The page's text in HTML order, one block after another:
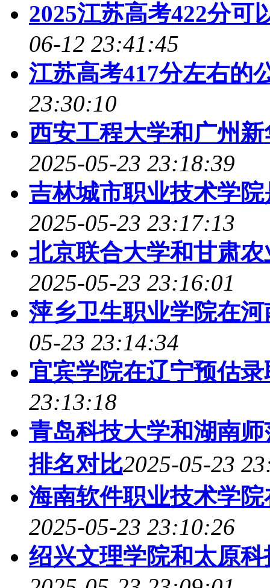
2025江苏高考422分可
06-12 23:41:45
江苏高考417分左右的
23:30:10
西安工程大学和广州
2025-05-23 23:18:39
吉林城市职业技术学院
2025-05-23 23:17:13
北京联合大学和甘肃
2025-05-23 23:16:01
萍乡卫生职业学院在
05-23 23:14:34
宜宾学院在辽宁预估
23:13:18
青岛科技大学和湖南
排名对比2025-05-23
海南软件职业技术学
2025-05-23 23:10:26
绍兴文理学院和太原